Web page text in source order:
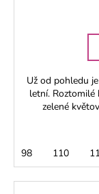
Už od pohledu
letní. Roztomilé
zelené
98 110